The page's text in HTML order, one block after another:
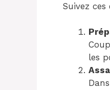
Suivez
les